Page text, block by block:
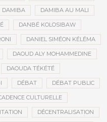
DAMIBA DAMIBA AU MALI
DANBÉ KOLOSIBAW
DANIEL SIMÉON KÉLÉMA
DAOUD ALY MOHAMMEDINE
DAOUDA TÉKÉTÉ
DÉBAT DÉBAT PUBLIC
CULTURELLE
DÉCENTRALISATION